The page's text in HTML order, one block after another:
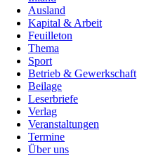
Ausland
Kapital & Arbeit
Feuilleton
Thema
Sport
Betrieb & Gewerkschaft
Beilage
Leserbriefe
Verlag
Veranstaltungen
Termine
Über uns